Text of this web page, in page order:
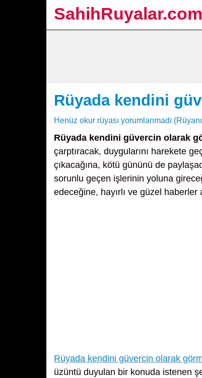
SahihRuyalar.com
Rüyada kendini
Henüz okur rüyası yorumlanmadı
Rüyada kendini güvercin olarak
çarptıracak, duygularını harekete
çıkacağına, kötü gününü de
sorunlu geçen işlerinin yoluna
edeceğine, hayırlı ve güzel
Rüyada kendini güvercin olarak
üzüntü duyulan bir konuda istenen